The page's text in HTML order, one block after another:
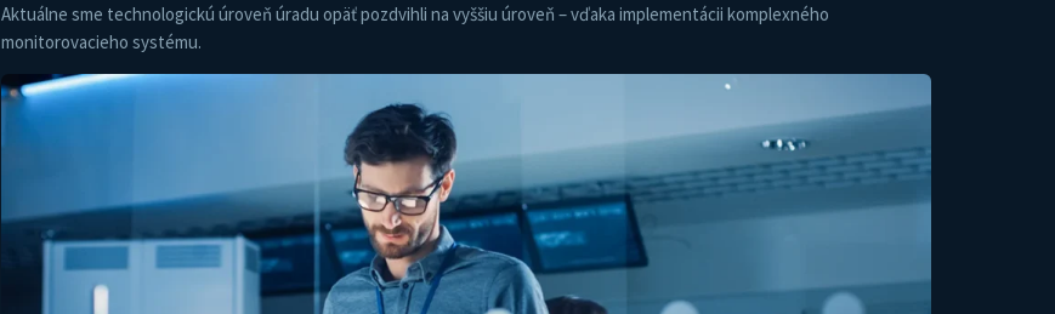
Aktuálne sme technologickú úroveň úradu opäť pozdvihli na vyššiu úroveň – vďaka implementácii komplexného
monitorovacieho systému.